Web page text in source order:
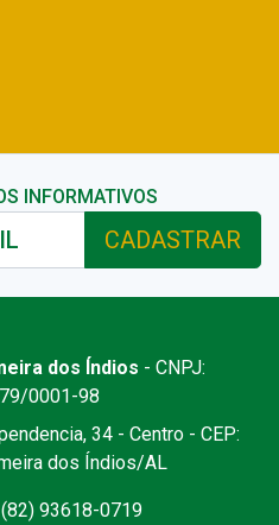
INFORMATIVOS
CADASTRAR
dos Índios - CNPJ:
0001-98
34 - Centro - CEP:
dos Índios/AL
93618-0719